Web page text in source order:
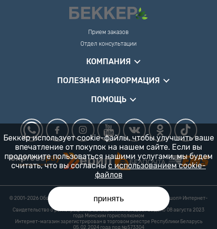
Прием заказов
Отдел консультации
КОМПАНИЯ
ПОЛЕЗНАЯ ИНФОРМАЦИЯ
ПОМОЩЬ
© 2001-2026 Общество с ограниченной ответственностью «Гарденшоп» Интернет-
магазин «БЕККЕР™» 24/7
Свидетельство о регистрации № 0218821 УНП 193702687 выдано 08 августа 2023
года Минским горисполкомом
Интернет-магазин зарегистрирован в торговом реестре Республики Беларусь
05.02.2024 года под №573304
Беккер использует cookie-файлы, чтобы улучшить ваше
впечатление от покупок на нашем сайте. Если вы
продолжите пользоваться нашими услугами, мы будем
считать, что вы согласны с использованием cookie-
файлов
принять